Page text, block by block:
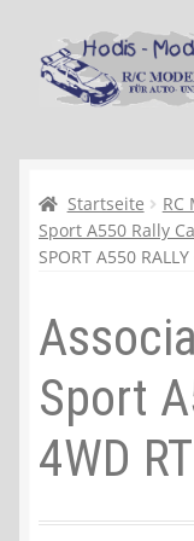
Zur
Navigation
springen
Zum
Inhalt
springen
Kasse
Mein Konto
Recycling,
Shop
Warenkorb
Ablauf einer
Startseite RC
Sport A550 Rally
SPORT A550
Sport
4WD